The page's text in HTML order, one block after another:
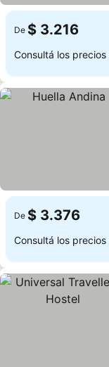
De $ 3.216
Consultá los precios
De $ 3.376
Consultá los precios